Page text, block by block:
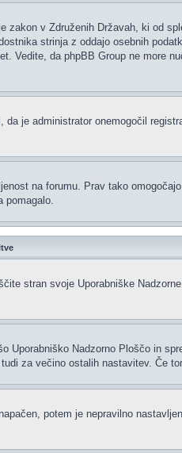
v Združenih Državah, ki od
strinja z oddajo osebnih
Vedite, da phpBB Group ne more
je administrator onemogočil
na forumu. Prav tako
pomagalo.
stran svoje Uporabniške
Nadzorno Ploščo in
za večino ostalih nastavitev. Če
potem je nepravilno